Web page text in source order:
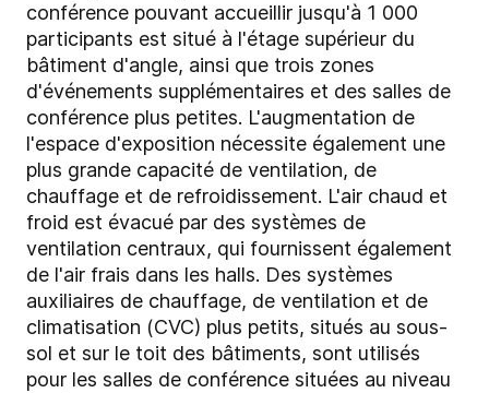
conférence pouvant accueillir jusqu'à 1 000
participants est situé à l'étage supérieur du
bâtiment d'angle, ainsi que trois zones
d'événements supplémentaires et des salles de
conférence plus petites. L'augmentation de
l'espace d'exposition nécessite également une
plus grande capacité de ventilation, de
chauffage et de refroidissement. L'air chaud et
froid est évacué par des systèmes de
ventilation centraux, qui fournissent également
de l'air frais dans les halls. Des systèmes
auxiliaires de chauffage, de ventilation et de
climatisation (CVC) plus petits, situés au sous-
sol et sur le toit des bâtiments, sont utilisés
pour les salles de conférence situées au niveau